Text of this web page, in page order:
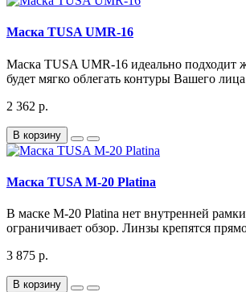
Маска TUSA UMR-16
Маска TUSA UMR-16 идеально подходит
будет мягко облегать контуры Вашего
2 362 р.
В корзину
Маска TUSA M-20 Platina
В маске M-20 Platina нет внутренней
ограничивает обзор. Линзы крепятся
3 875 р.
В корзину